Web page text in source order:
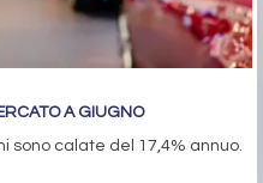
A GIUGNO
sono calate del 17,4% annuo.